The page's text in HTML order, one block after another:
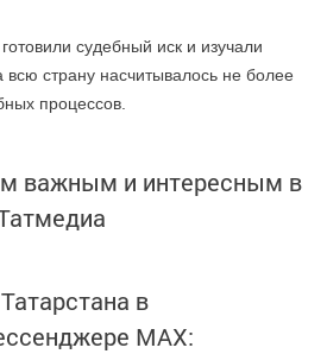
судебный иск и изучали
всю страну насчитывалось не более
процессов.
важным и интересным в
в
MАХ: